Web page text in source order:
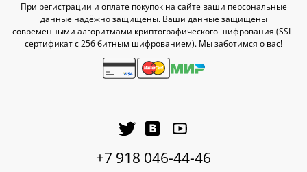
При регистрации и оплате покупок на сайте ваши персональные
данные надёжно защищены. Ваши данные защищены
современными алгоритмами криптографического шифрования (SSL-
сертификат c 256 битным шифрованием). Мы заботимся о вас!
+7 918 046-44-46